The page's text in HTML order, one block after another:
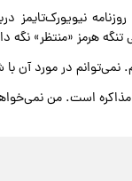
نیویورک‌تایمز
هرمز «منتظر»
نمی‌توانم در مورد آن
مذاکره است. من